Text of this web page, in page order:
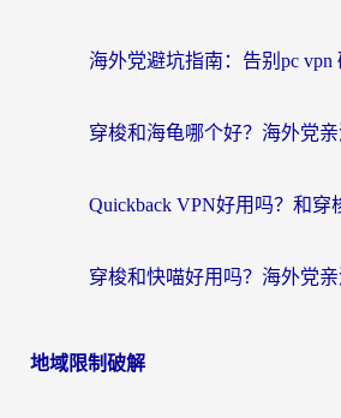
地域限制破解